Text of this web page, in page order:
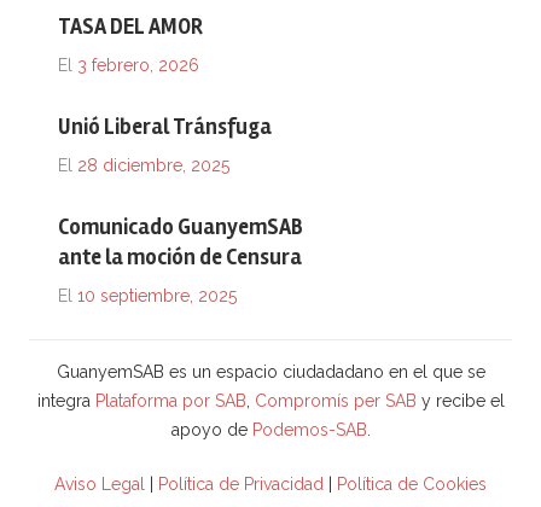
TASA DEL AMOR
El 3 febrero, 2026
Unió Liberal Tránsfuga
El 28 diciembre, 2025
Comunicado GuanyemSAB
ante la moción de Censura
El 10 septiembre, 2025
GuanyemSAB es un espacio ciudadadano en el que se
integra Plataforma por SAB Compromís per SAB y recibe el
apoyo de Podemos-SAB
Aviso Legal Política de Privacidad Política de Cookies